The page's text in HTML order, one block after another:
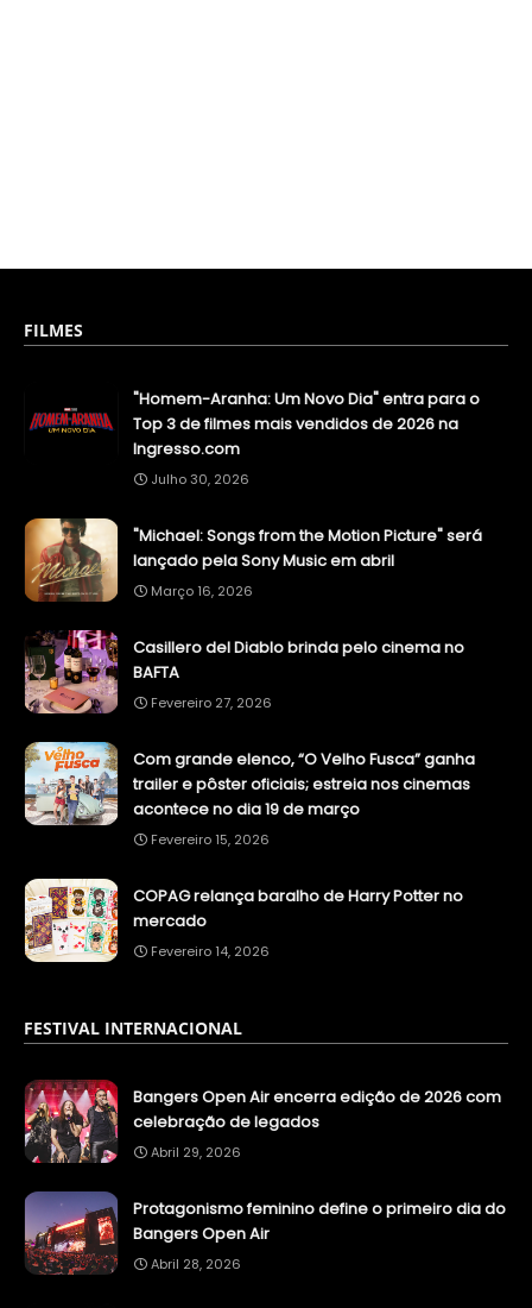
FILMES
"Homem-Aranha: Um Novo Dia" entra para o
Top 3 de filmes mais vendidos de 2026 na
Ingresso.com
Julho 30, 2026
"Michael: Songs from the Motion Picture" será
lançado pela Sony Music em abril
Março 16, 2026
Casillero del Diablo brinda pelo cinema no
BAFTA
Fevereiro 27, 2026
Com grande elenco, “O Velho Fusca” ganha
trailer e pôster oficiais; estreia nos cinemas
acontece no dia 19 de março
Fevereiro 15, 2026
COPAG relança baralho de Harry Potter no
mercado
Fevereiro 14, 2026
FESTIVAL INTERNACIONAL
Bangers Open Air encerra edição de 2026 com
celebração de legados
Abril 29, 2026
Protagonismo feminino define o primeiro dia do
Bangers Open Air
Abril 28, 2026